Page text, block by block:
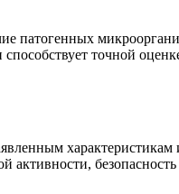
патогенных
точной
характеристикам
активности,